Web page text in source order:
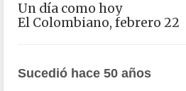
Un día como hoy
El Colombiano, febrero 22
Sucedió hace 50 años